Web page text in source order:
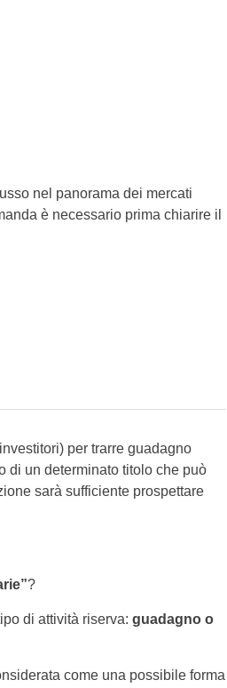
nel panorama dei mercati
è necessario prima chiarire il
per trarre guadagno
di un determinato titolo che può
sarà sufficiente prospettare
?
di attività riserva: guadagno o
come una possibile forma